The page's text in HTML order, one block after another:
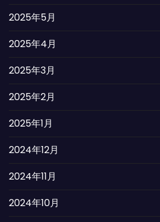
2025年5月
2025年4月
2025年3月
2025年2月
2025年1月
2024年12月
2024年11月
2024年10月